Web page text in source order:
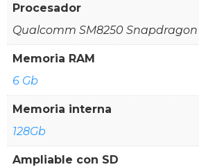
Procesador
Qualcomm SM8250 Snapdragon
Memoria RAM
6 Gb
Memoria interna
128Gb
Ampliable con SD